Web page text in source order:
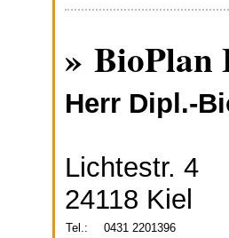
»
Herr Dipl.-
Lichtestr. 4
24118 Kiel
Tel.:
0431 2201396